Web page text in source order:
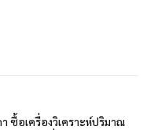
ซื้อเครื่องวิเคราะห์ปริมาณ